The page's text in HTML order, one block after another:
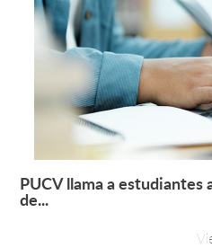
PUCV llama a
de...